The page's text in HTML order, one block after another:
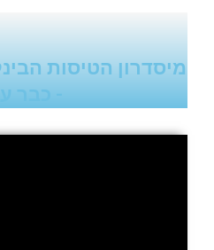
מיסדרון הטיסות
- כבר